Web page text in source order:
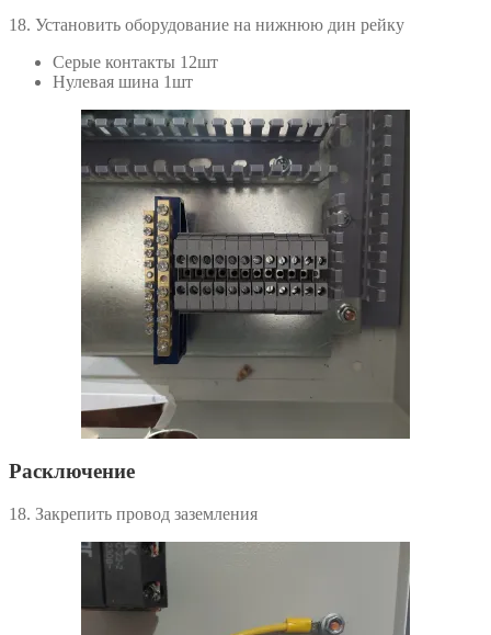
18. Установить оборудование на нижнюю дин рейку
Серые контакты 12шт
Нулевая шина 1шт
Расключение
18. Закрепить провод заземления